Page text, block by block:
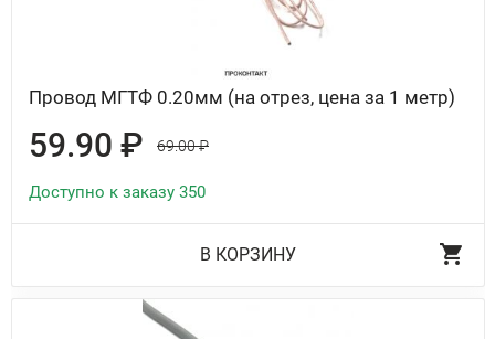
Провод МГТФ 0.20мм (на отрез, цена за 1 метр)
59.90 ₽ 69.00 ₽
Доступно к заказу 350
В КОРЗИНУ